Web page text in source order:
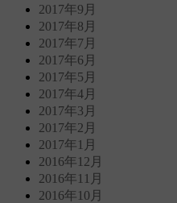
2017年9月
2017年8月
2017年7月
2017年6月
2017年5月
2017年4月
2017年3月
2017年2月
2017年1月
2016年12月
2016年11月
2016年10月